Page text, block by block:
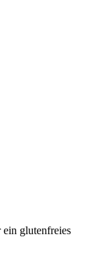
glutenfreies